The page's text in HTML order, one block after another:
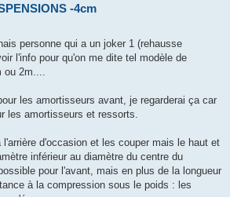
-4cm
personne qui a un joker 1 (rehausse
l'info pour qu'on me dite tel modèle de
ou 2m....
les amortisseurs avant, je regarderai ça car
les amortisseurs et ressorts.
d'occasion et les couper mais le haut et
inférieur au diamètre du centre du
pour l'avant, mais en plus de la longueur
à la compression sous le poids : les